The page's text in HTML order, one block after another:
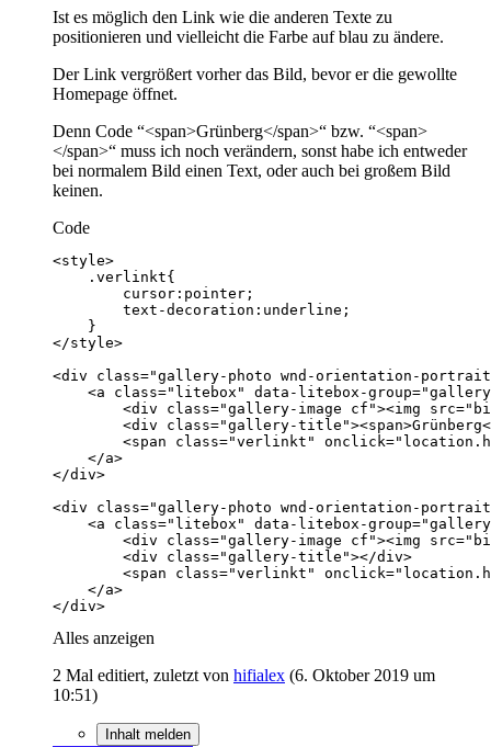
Ist es möglich den Link wie die anderen Texte zu
positionieren und vielleicht die Farbe auf blau zu ändere.
Der Link vergrößert vorher das Bild, bevor er die gewollte
Homepage öffnet.
Denn Code “<span>Grünberg</span>“ bzw. “<span>
</span>“ muss ich noch verändern, sonst habe ich entweder
bei normalem Bild einen Text, oder auch bei großem Bild
keinen.
Code
</div>
Alles anzeigen
2 Mal editiert, zuletzt von hifialex (6. Oktober 2019 um
10:51)
Inhalt melden